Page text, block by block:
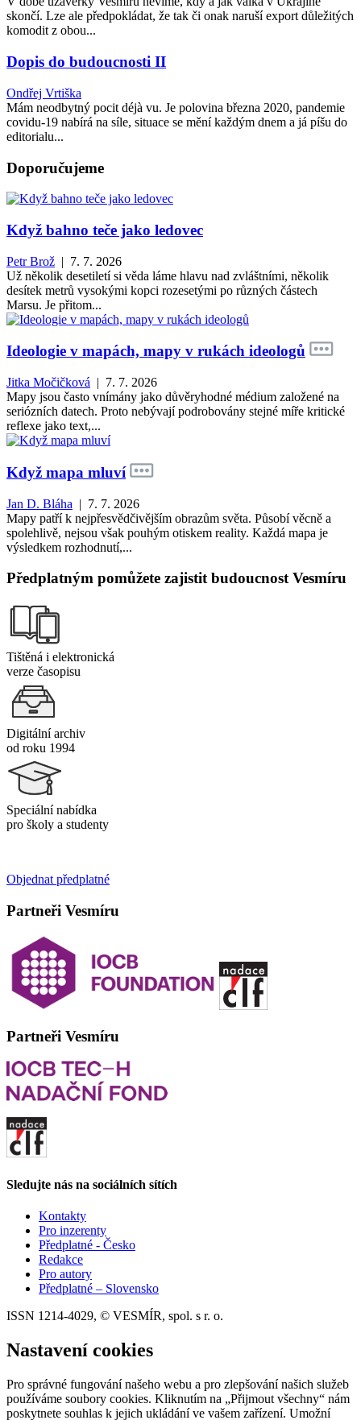
skončí. Lze ale předpokládat, že tak či onak naruší export důležitých
komodit z obou...
Dopis do budoucnosti II
Ondřej Vrtiška
Mám neodbytný pocit déjà vu. Je polovina března 2020, pandemie
covidu-19 nabírá na síle, situace se mění každým dnem a já píšu do
editorialu...
Doporučujeme
Když bahno teče jako ledovec
Petr Brož | 7. 7. 2026
Už několik desetiletí si věda láme hlavu nad zvláštními, několik
desítek metrů vysokými kopci rozesetými po různých částech
Marsu. Je přitom...
Ideologie v mapách, mapy v rukách ideologů
Jitka Močičková | 7. 7. 2026
Mapy jsou často vnímány jako důvěryhodné médium založené na
seriózních datech. Proto nebývají podrobovány stejné míře kritické
reflexe jako text,...
Když mapa mluví
Jan D. Bláha | 7. 7. 2026
Mapy patří k nejpřesvědčivějším obrazům světa. Působí věcně a
spolehlivě, nejsou však pouhým otiskem reality. Každá mapa je
výsledkem rozhodnutí,...
Předplatným pomůžete zajistit budoucnost Vesmíru
Tištěná i elektronická
verze časopisu
Digitální archiv
od roku 1994
Speciální nabídka
pro školy a studenty
Objednat předplatné
Partneři Vesmíru
Partneři Vesmíru
Sledujte nás na sociálních sítích
Kontakty
Pro inzerenty
Předplatné - Česko
Redakce
Pro autory
Předplatné – Slovensko
ISSN 1214-4029, © VESMÍR, spol. s r. o.
Nastavení cookies
Pro správné fungování našeho webu a pro zlepšování našich služeb
používáme soubory cookies. Kliknutím na „Přijmout všechny“ nám
poskytnete souhlas k jejich ukládání ve vašem zařízení. Umožní